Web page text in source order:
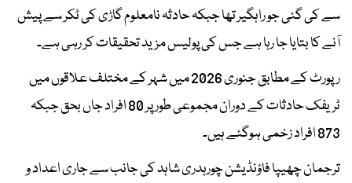
سے کی گئی جو راہگیر تھا جبکہ حادثہ نامعلوم گاڑی کی ٹکر سے پیش
آنے کا بتایا جا رہا ہے جس کی پولیس مزید تحقیقات کر رہی ہے۔
رپورٹ کے مطابق جنوری 2026 میں شہر کے مختلف علاقوں میں
ٹریفک حادثات کے دوران مجموعی طور پر 80 افراد جاں بحق جبکہ
873 افراد زخمی ہوگئے ہیں۔
ترجمان چھیپا فاؤنڈیشن چورہدری شاہد کی جانب سے جاری اعداد و